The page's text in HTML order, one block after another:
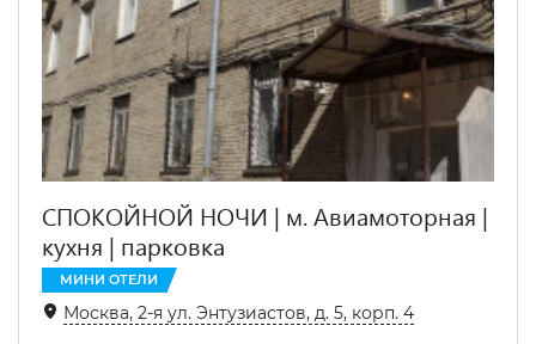
СПОКОЙНОЙ НОЧИ | м. Авиамоторная |
кухня | парковка
МИНИ ОТЕЛИ
Москва, 2-я ул. Энтузиастов, д. 5, корп. 4